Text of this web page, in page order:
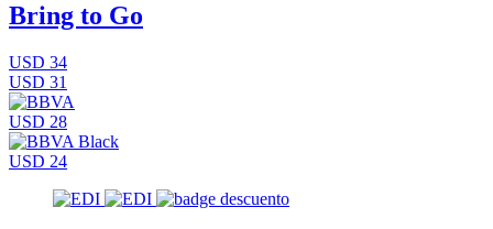
Bring to Go
USD 34
USD 31
USD 28
USD 24